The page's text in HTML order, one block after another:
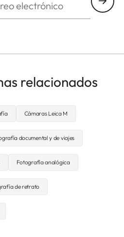
relacionados
Cámaras Leica M
documental y de viajes
Fotografía analógica
de retrato